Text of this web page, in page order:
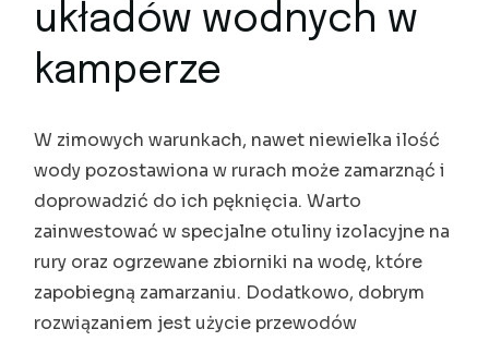
układów wodnych w
kamperze
W zimowych warunkach, nawet niewielka ilość
wody pozostawiona w rurach może zamarznąć i
doprowadzić do ich pęknięcia. Warto
zainwestować w specjalne otuliny izolacyjne na
rury oraz ogrzewane zbiorniki na wodę, które
zapobiegną zamarzaniu. Dodatkowo, dobrym
rozwiązaniem jest użycie przewodów